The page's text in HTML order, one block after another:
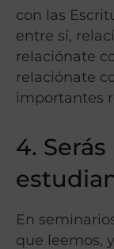
con las
entre sí,
relaciónate
relaciónate
importantes
4.
En
que leemos,